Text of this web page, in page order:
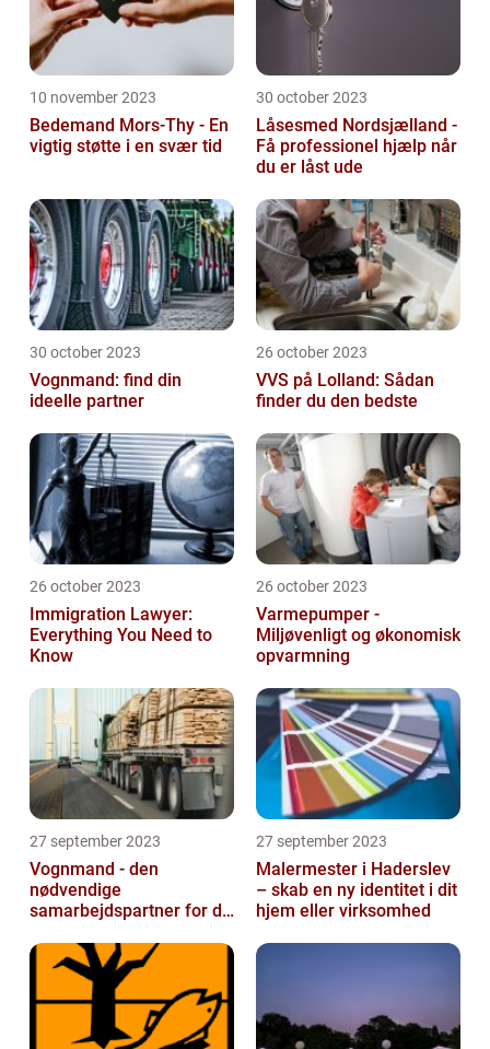
10 november 2023
Bedemand Mors-Thy - En
vigtig støtte i en svær tid
30 october 2023
Låsesmed Nordsjælland -
Få professionel hjælp når
du er låst ude
30 october 2023
Vognmand: find din
ideelle partner
26 october 2023
VVS på Lolland: Sådan
finder du den bedste
26 october 2023
Immigration Lawyer:
Everything You Need to
Know
26 october 2023
Varmepumper -
Miljøvenligt og økonomisk
opvarmning
27 september 2023
Vognmand - den
nødvendige
samarbejdspartner for dit
27 september 2023
Malermester i Haderslev
– skab en ny identitet i dit
hjem eller virksomhed